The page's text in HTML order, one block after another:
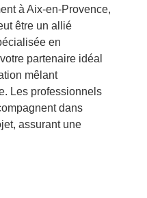
à Aix-en-Provence,
être un allié
en
partenaire idéal
mêlant
Les professionnels
dans
assurant une